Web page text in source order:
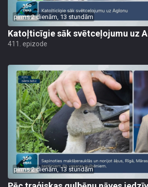
pirms 2 dienām, 13 stundām
Katoļticīgie sāk svētceļojumu uz
411. epizode
pirms 2 dienām, 13 stundām